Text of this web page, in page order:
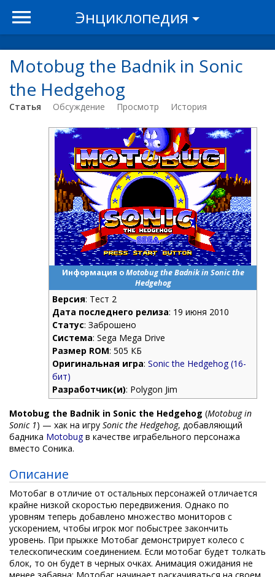
Энциклопедия
Motobug the Badnik in Sonic
the Hedgehog
Статья Обсуждение Просмотр История
Информация оMotobug the Badnik in Sonic the
Hedgehog
Версия: Тест 2
Дата последнего релиза: 19 июня 2010
Статус: Заброшено
Система: Sega Mega Drive
Размер ROM: 505 КБ
Оригинальная игра: Sonic the Hedgehog (16-
бит)
Разработчик(и): Polygon Jim
Motobug the Badnik in Sonic the Hedgehog (Motobug in
Sonic 1) — хак на игру Sonic the Hedgehog, добавляющий
бадника Motobugв качестве играбельного персонажа
вместо Соника.
Описание
Мотобаг в отличие от остальных персонажей отличается
крайне низкой скоростью передвижения. Однако по
уровням теперь добавлено множество мониторов с
ускорением, чтобы игрок мог побыстрее закончить
уровень. При прыжке Мотобаг демонстрирует колесо с
телескопическим соединением. Если мотобаг будет толкать
блок, то он будет в черных очках. Анимация ожидания не
менее забавна: Мотобаг начинает раскачиваться на своем